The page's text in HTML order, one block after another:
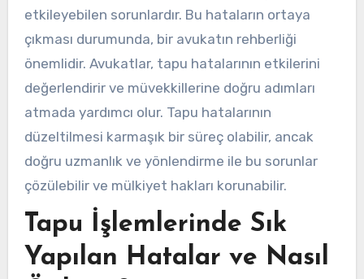
etkileyebilen sorunlardır. Bu hataların ortaya
çıkması durumunda, bir avukatın rehberliği
önemlidir. Avukatlar, tapu hatalarının etkilerini
değerlendirir ve müvekkillerine doğru adımları
atmada yardımcı olur. Tapu hatalarının
düzeltilmesi karmaşık bir süreç olabilir, ancak
doğru uzmanlık ve yönlendirme ile bu sorunlar
çözülebilir ve mülkiyet hakları korunabilir.
Tapu İşlemlerinde Sık
Yapılan Hatalar ve Nasıl